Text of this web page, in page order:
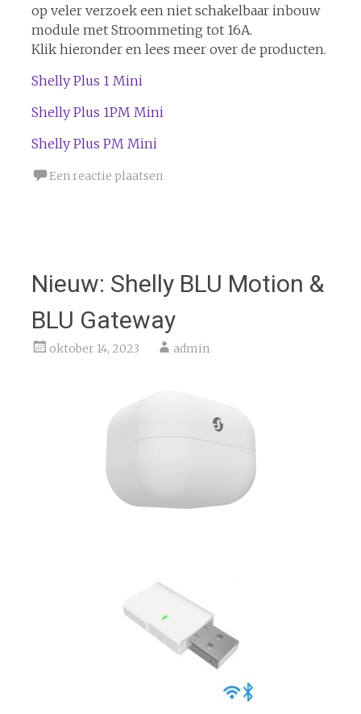
op veler verzoek een niet schakelbaar inbouw
module met Stroommeting tot 16A.
Klik hieronder en lees meer over de producten.
Shelly Plus 1 Mini
Shelly Plus 1PM Mini
Shelly Plus PM Mini
Een reactie plaatsen
Nieuw: Shelly BLU Motion &
BLU Gateway
oktober 14, 2023 admin